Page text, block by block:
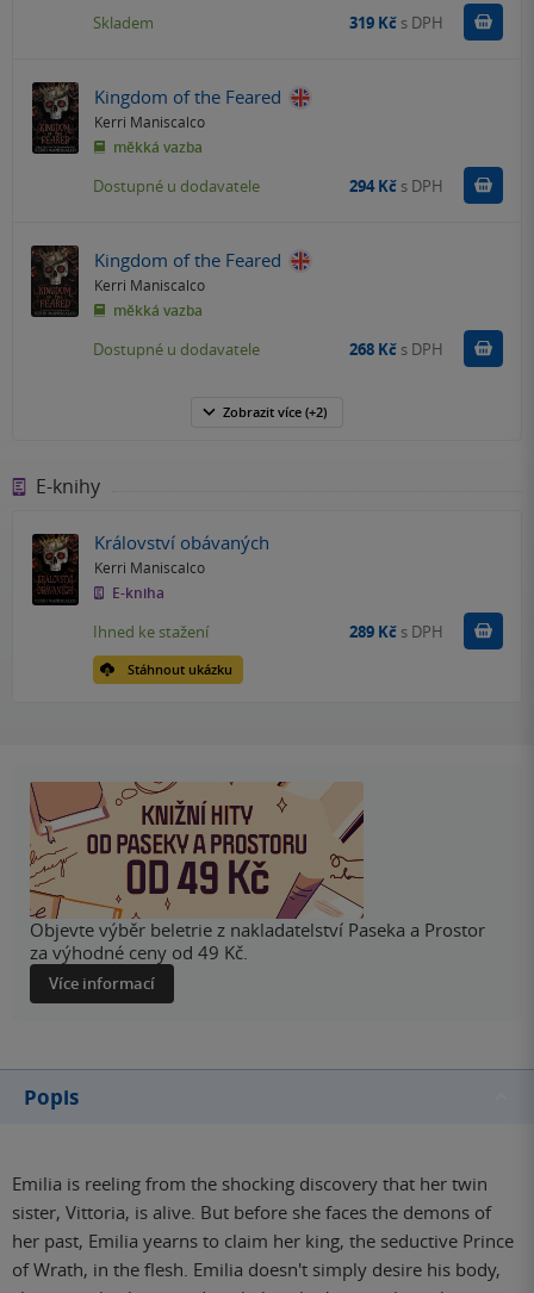
Skladem 319 Kč s DPH
Kingdom of the Feared
Kerri Maniscalco
měkká vazba
Dostupné u dodavatele 294 Kč s DPH
Kingdom of the Feared
Kerri Maniscalco
měkká vazba
Dostupné u dodavatele 268 Kč s DPH
Zobrazit více (+2)
E-knihy
Království obávaných
Kerri Maniscalco
E-kniha
Stáhnout ukázku
Ihned ke stažení 289 Kč s DPH Koupit
Objevte výběr beletrie z nakladatelství Paseka a Prostor
za výhodné ceny od 49 Kč.
Více informací
Popis
Emilia is reeling from the shocking discovery that her twin
sister, Vittoria, is alive. But before she faces the demons of
her past, Emilia yearns to claim her king, the seductive Prince
of Wrath, in the flesh. Emilia doesn't simply desire his body,